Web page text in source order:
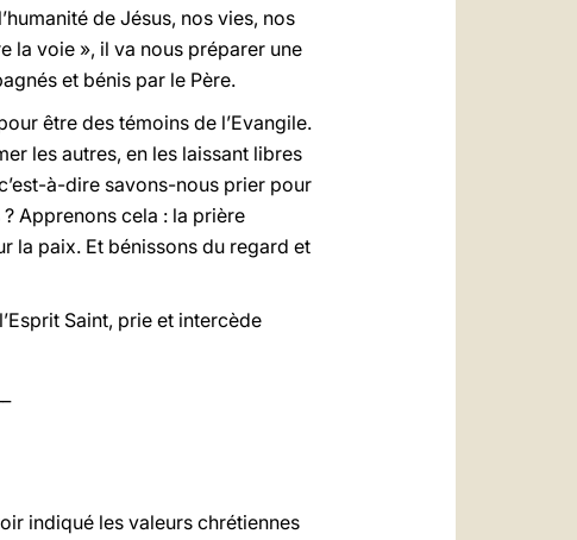
de Jésus, nos vies, nos
la voie », il va nous préparer une
et bénis par le Père.
être des témoins de l’Evangile.
les autres, en les laissant libres
à-dire savons-nous prier pour
Apprenons cela : la prière
la paix. Et bénissons du regard et
Saint, prie et intercède
indiqué les valeurs chrétiennes